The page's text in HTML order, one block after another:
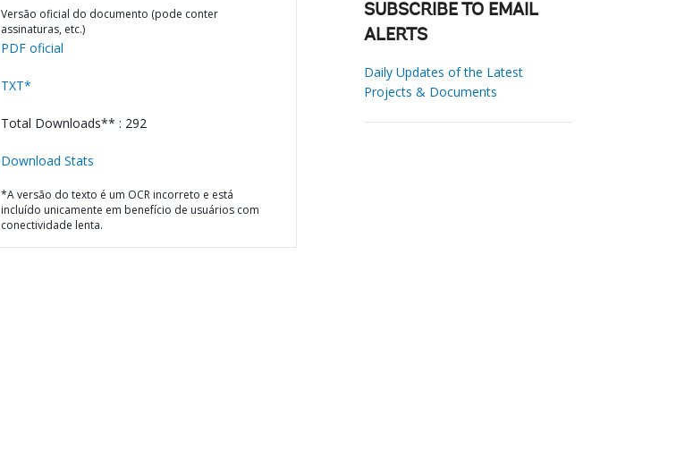
Versão oficial do documento (pode conter
assinaturas, etc.)
PDF oficial
TXT*
Total Downloads** : 292
Download Stats
*A versão do texto é um OCR incorreto e está
incluído unicamente em benefício de usuários com
conectividade lenta.
SUBSCRIBE TO EMAIL
ALERTS
Daily Updates of the Latest
Projects & Documents